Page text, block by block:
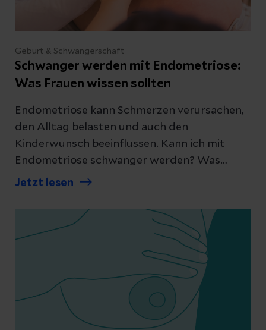
Geburt & Schwangerschaft
Schwanger werden mit Endometriose:
Was Frauen wissen sollten
Endometriose kann Schmerzen verursachen,
den Alltag belasten und auch den
Kinderwunsch beeinflussen. Kann ich mit
Endometriose schwanger werden? Was
bedeutet die Diagnose für die
ist sinnvoll, wenn ich mir ein Kind wünsche?
Wir beantworten die wichtigsten Fragen.
Jetzt lesen